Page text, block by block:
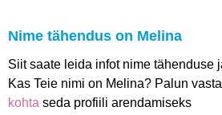
Nime tähendus on Melina
Siit saate leida infot nime tähenduse
Kas Teie nimi on Melina? Palun vasta
kohta seda profiili arendamiseks